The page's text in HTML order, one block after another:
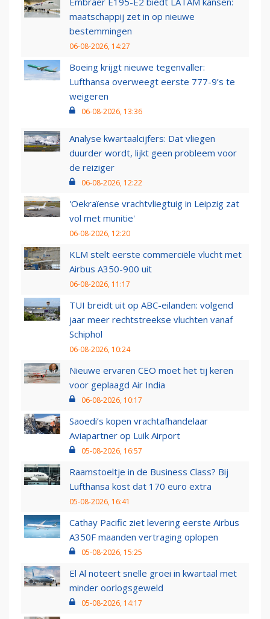
maatschappij zet in op nieuwe
bestemmingen
06-08-2026, 14:27
Boeing krijgt nieuwe tegenvaller:
Lufthansa overweegt eerste 777-9’s te
weigeren
06-08-2026, 13:36
Analyse kwartaalcijfers: Dat vliegen
duurder wordt, lijkt geen probleem voor
de reiziger
06-08-2026, 12:22
'Oekraïense vrachtvliegtuig in Leipzig zat
vol met munitie'
06-08-2026, 12:20
KLM stelt eerste commerciële vlucht met
Airbus A350-900 uit
06-08-2026, 11:17
TUI breidt uit op ABC-eilanden: volgend
jaar meer rechtstreekse vluchten vanaf
Schiphol
06-08-2026, 10:24
Nieuwe ervaren CEO moet het tij keren
voor geplaagd Air India
06-08-2026, 10:17
Saoedi’s kopen vrachtafhandelaar
Aviapartner op Luik Airport
05-08-2026, 16:57
Raamstoeltje in de Business Class? Bij
Lufthansa kost dat 170 euro extra
05-08-2026, 16:41
Cathay Pacific ziet levering eerste Airbus
A350F maanden vertraging oplopen
05-08-2026, 15:25
El Al noteert snelle groei in kwartaal met
minder oorlogsgeweld
05-08-2026, 14:17